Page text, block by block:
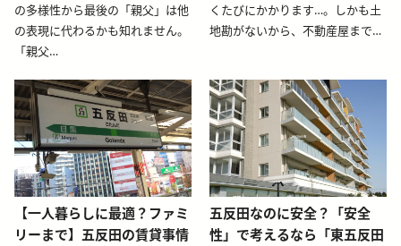
の多様性から最後の「親父」は他
の表現に代わるかも知れません。
「親父…
くたびにかかります…。しかも土
地勘がないから、不動産屋まで…
blog-relative-card
【一人暮らしに最適？ファミ
リーまで】五反田の賃貸事情
blog-relative-card
五反田なのに安全？「安全
性」で考えるなら「東五反田